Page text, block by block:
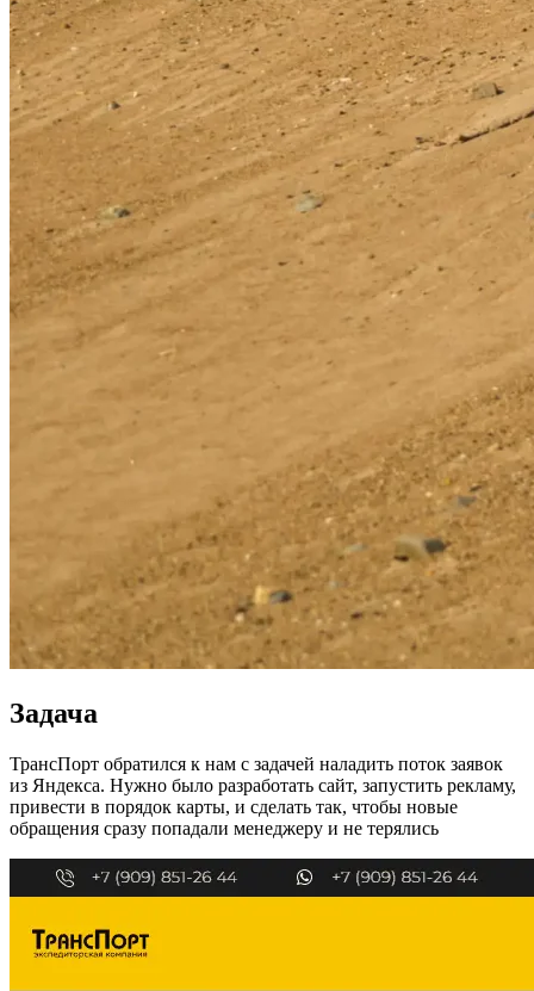
Задача
ТрансПорт обратился к нам с задачей наладить поток заявок
из Яндекса. Нужно было разработать сайт, запустить рекламу,
привести в порядок карты, и сделать так, чтобы новые
обращения сразу попадали менеджеру и не терялись